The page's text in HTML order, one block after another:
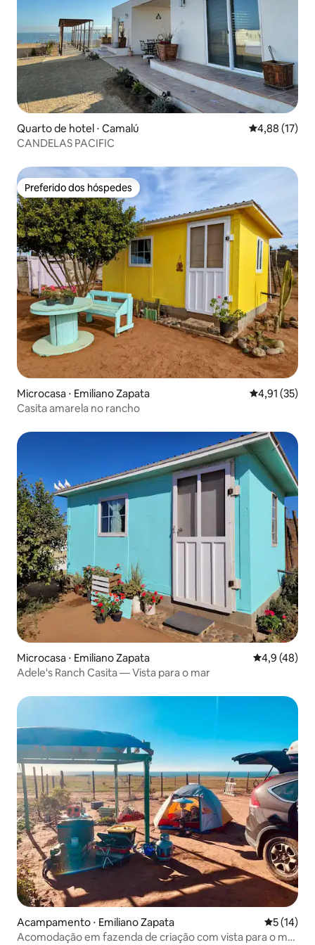
Quarto de hotel ⋅ Camalú 4,88 de uma
4,88 (17)
CANDELAS PACIFIC
Preferido dos hóspedes
Preferido dos hóspedes
Microcasa ⋅ Emiliano Zapata 4,91 de uma
4,91 (35)
Casita amarela no rancho
Microcasa ⋅ Emiliano Zapata 4,9 de uma
4,9 (48)
Adele's Ranch Casita — Vista para o mar
Acampamento ⋅ Emiliano Zapata 5 de uma
5 (14)
Acomodação em fazenda de criação com vista para o mar